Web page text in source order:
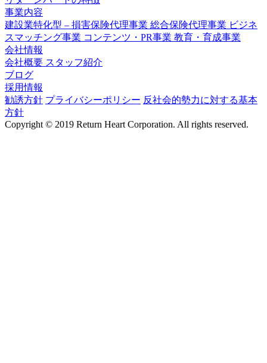
事業内容
建設業特化型 – 損害保険代理事業 総合保険代理事業 ビジネ
スマッチング事業 コンテンツ・PR事業 教育・育成事業
会社情報
会社概要 スタッフ紹介
ブログ
採用情報
勧誘方針 プライバシーポリシー 反社会的勢力に対する基本
方針
Copyright © 2019 Return Heart Corporation. All rights reserved.